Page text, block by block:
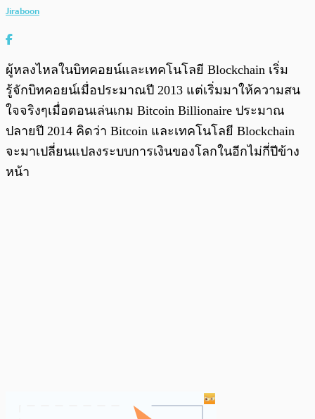
Jiraboon
ผู้หลงไหลในบิทคอยน์และเทคโนโลยี Blockchain เริ่ม
รู้จักบิทคอยน์เมื่อประมาณปี 2013 แต่เริ่มมาให้ความสน
ใจจริงๆเมื่อตอนเล่นเกม Bitcoin Billionaire ประมาณ
ปลายปี 2014 คิดว่า Bitcoin และเทคโนโลยี Blockchain
จะมาเปลี่ยนแปลงระบบการเงินของโลกในอีกไม่กี่ปีข้าง
หน้า